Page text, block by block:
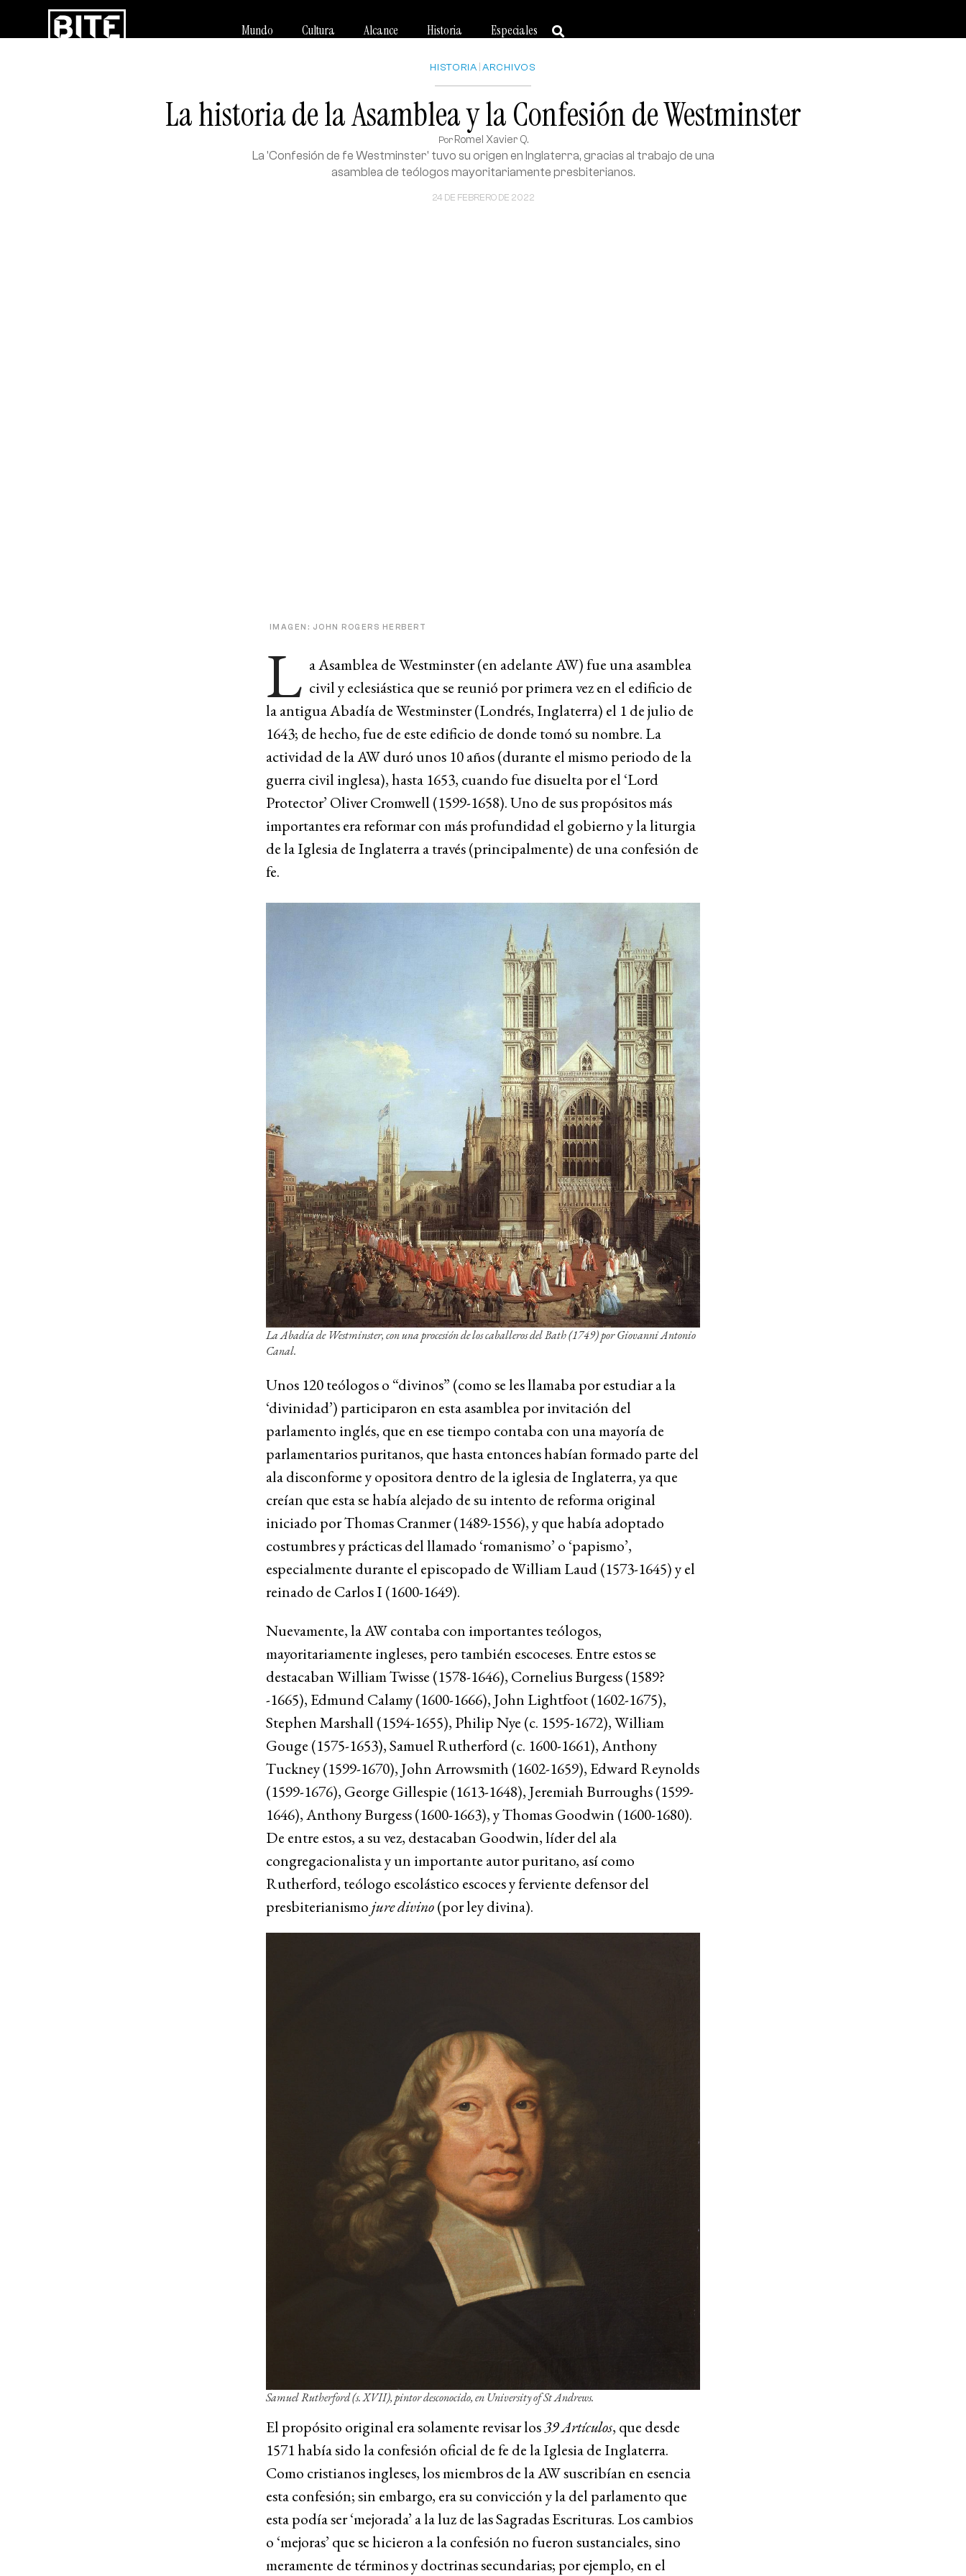
Mundo Cultura Alcance Historia Especiales
HISTORIA ARCHIVOS
La historia de la Asamblea y la Confesión de Westminster
Por Romel Xavier Q.
24 DE FEBRERO DE 2022
La 'Confesión de fe Westminster' tuvo su origen en Inglaterra, gracias al trabajo de una
asamblea de teólogos mayoritariamente presbiterianos.
IMAGEN: JOHN ROGERS HERBERT
L a Asamblea de Westminster (en adelante AW) fue una asamblea
civil y eclesiástica que se reunió por primera vez en el edificio de
la antigua Abadía de Westminster (Londrés, Inglaterra) el 1 de julio de
1643; de hecho, fue de este edificio de donde tomó su nombre. La
actividad de la AW duró unos 10 años (durante el mismo periodo de la
guerra civil inglesa), hasta 1653, cuando fue disuelta por el ‘Lord
Protector’ Oliver Cromwell (1599-1658). Uno de sus propósitos más
importantes era reformar con más profundidad el gobierno y la liturgia
de la Iglesia de Inglaterra a través (principalmente) de una confesión de
fe.
La Abadía de Westminster, con una procesión de los caballeros del Bath(1749) por Giovanni Antonio
Canal.
Unos 120 teólogos o “divinos” (como se les llamaba por estudiar a la
‘divinidad’) participaron en esta asamblea por invitación del
parlamento inglés, que en ese tiempo contaba con una mayoría de
parlamentarios puritanos, que hasta entonces habían formado parte del
ala disconforme y opositora dentro de la iglesia de Inglaterra, ya que
creían que esta se había alejado de su intento de reforma original
iniciado por Thomas Cranmer (1489-1556), y que había adoptado
costumbres y prácticas del llamado ‘romanismo’ o ‘papismo’,
especialmente durante el episcopado de William Laud (1573-1645) y el
reinado de Carlos I (1600-1649).
Nuevamente, la AW contaba con importantes teólogos,
mayoritariamente ingleses, pero también escoceses. Entre estos se
destacaban William Twisse (1578-1646), Cornelius Burgess (1589?
-1665), Edmund Calamy (1600-1666), John Lightfoot (1602-1675),
Stephen Marshall (1594-1655), Philip Nye (c. 1595-1672), William
Gouge (1575-1653), Samuel Rutherford (c. 1600-1661), Anthony
Tuckney (1599-1670), John Arrowsmith (1602-1659), Edward Reynolds
(1599-1676), George Gillespie (1613-1648), Jeremiah Burroughs (1599-
1646), Anthony Burgess (1600-1663), y Thomas Goodwin (1600-1680).
De entre estos, a su vez, destacaban Goodwin, líder del ala
congregacionalista y un importante autor puritano, así como
Rutherford, teólogo escolástico escoces y ferviente defensor del
presbiterianismo jure divino(por ley divina).
Samuel Rutherford(s. XVII), pintor desconocido, en University of St Andrews.
El propósito original era solamente revisar los39 Artículos, que desde
1571 había sido la confesión oficial de fe de la Iglesia de Inglaterra.
Como cristianos ingleses, los miembros de la AW suscribían en esencia
esta confesión; sin embargo, era su convicción y la del parlamento que
esta podía ser ‘mejorada’ a la luz de las Sagradas Escrituras. Los cambios
o ‘mejoras’ que se hicieron a la confesión no fueron sustanciales, sino
meramente de términos y doctrinas secundarias; por ejemplo, en el